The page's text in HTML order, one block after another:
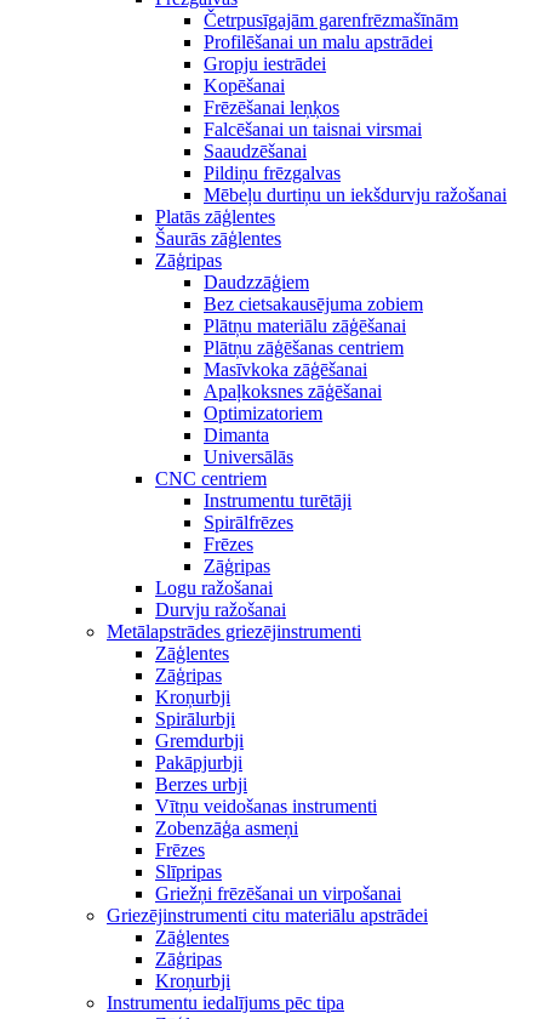
Četrpusīgajām garenfrēzmašīnām
Profilēšanai un malu apstrādei
Gropju iestrādei
Kopēšanai
Frēzēšanai leņķos
Falcēšanai un taisnai virsmai
Saaudzēšanai
Pildiņu frēzgalvas
Mēbeļu durtiņu un iekšdurvju ražošanai
Platās zāģlentes
Šaurās zāģlentes
Zāģripas
Daudzzāģiem
Bez cietsakausējuma zobiem
Plātņu materiālu zāģēšanai
Plātņu zāģēšanas centriem
Masīvkoka zāģēšanai
Apaļkoksnes zāģēšanai
Optimizatoriem
Dimanta
Universālās
CNC centriem
Instrumentu turētāji
Spirālfrēzes
Frēzes
Zāģripas
Logu ražošanai
Durvju ražošanai
Metālapstrādes griezējinstrumenti
Zāģlentes
Zāģripas
Kroņurbji
Spirālurbji
Gremdurbji
Pakāpjurbji
Berzes urbji
Vītņu veidošanas instrumenti
Zobenzāģa asmeņi
Frēzes
Slīpripas
Griežņi frēzēšanai un virpošanai
Griezējinstrumenti citu materiālu apstrādei
Zāģlentes
Zāģripas
Kroņurbji
Instrumentu iedalījums pēc tipa